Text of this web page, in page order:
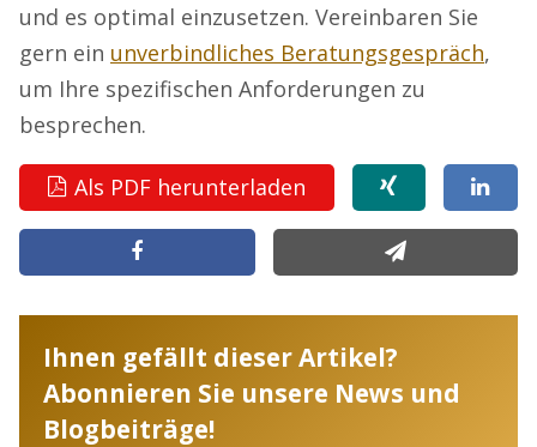
und es optimal einzusetzen. Vereinbaren Sie
gern ein unverbindliches Beratungsgespräch,
um Ihre spezifischen Anforderungen zu
besprechen.
Als PDF herunterladen
Ihnen gefällt dieser Artikel?
Abonnieren Sie unsere News und
Blogbeiträge!